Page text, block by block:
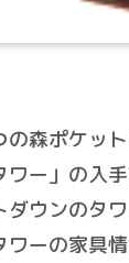
の森ポケッ
ワー」の入
ウンのタ
ワーの家具